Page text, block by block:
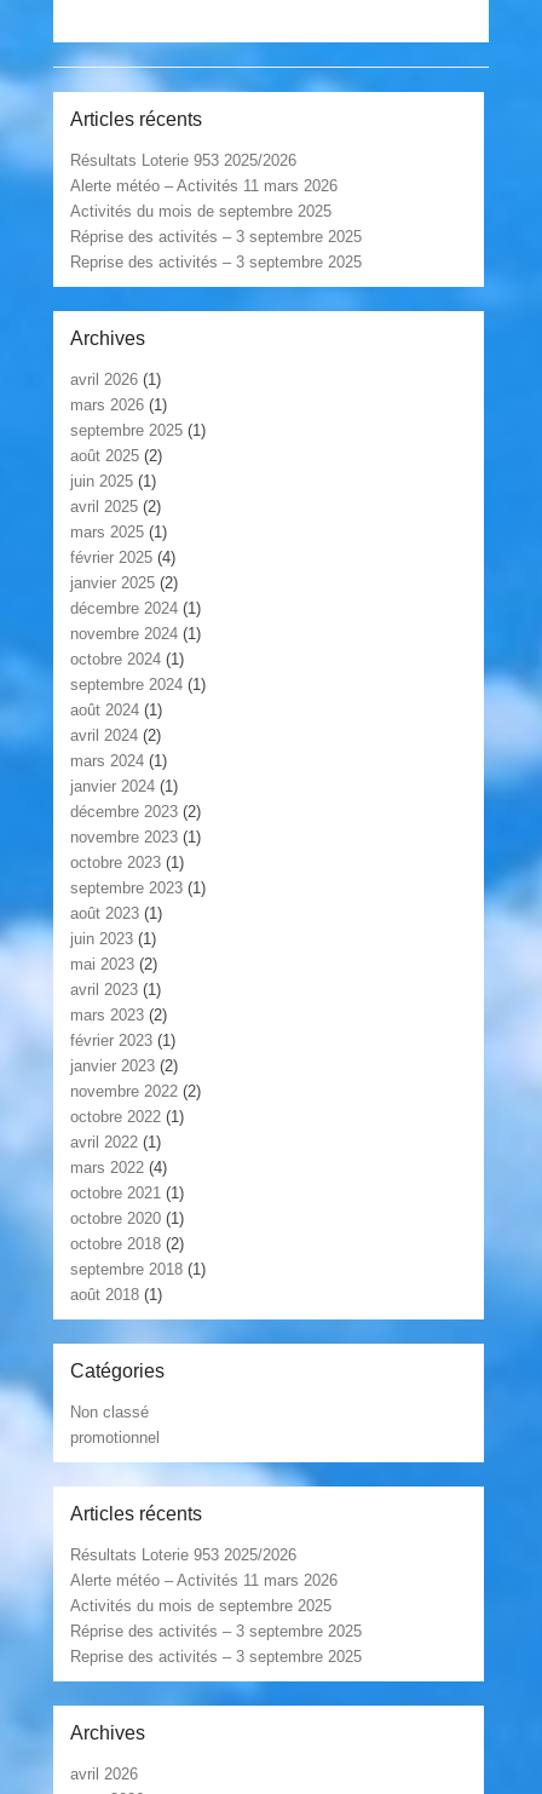
Articles récents
Résultats Loterie 953 2025/2026
Alerte météo – Activités 11 mars 2026
Activités du mois de septembre 2025
Réprise des activités – 3 septembre 2025
Reprise des activités – 3 septembre 2025
Archives
avril 2026 (1)
mars 2026 (1)
septembre 2025 (1)
août 2025 (2)
juin 2025 (1)
avril 2025 (2)
mars 2025 (1)
février 2025 (4)
janvier 2025 (2)
décembre 2024 (1)
novembre 2024 (1)
octobre 2024 (1)
septembre 2024 (1)
août 2024 (1)
avril 2024 (2)
mars 2024 (1)
janvier 2024 (1)
décembre 2023 (2)
novembre 2023 (1)
octobre 2023 (1)
septembre 2023 (1)
août 2023 (1)
juin 2023 (1)
mai 2023 (2)
avril 2023 (1)
mars 2023 (2)
février 2023 (1)
janvier 2023 (2)
novembre 2022 (2)
octobre 2022 (1)
avril 2022 (1)
mars 2022 (4)
octobre 2021 (1)
octobre 2020 (1)
octobre 2018 (2)
septembre 2018 (1)
août 2018 (1)
Catégories
Non classé
promotionnel
Articles récents
Résultats Loterie 953 2025/2026
Alerte météo – Activités 11 mars 2026
Activités du mois de septembre 2025
Réprise des activités – 3 septembre 2025
Reprise des activités – 3 septembre 2025
Archives
avril 2026